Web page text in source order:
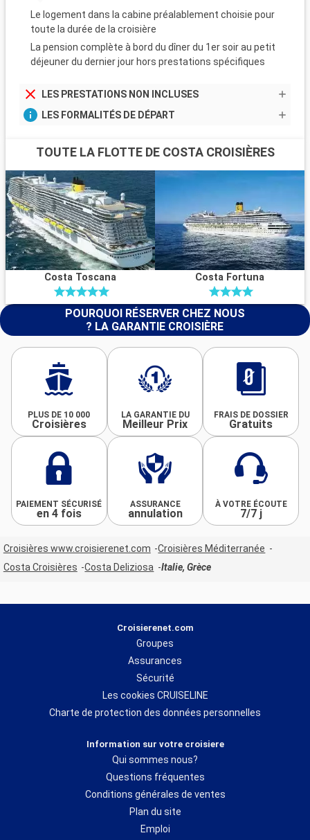
Le logement dans la cabine préalablement choisie pour
toute la durée de la croisière
La pension complète à bord du dîner du 1er soir au petit
déjeuner du dernier jour hors prestations spécifiques
LES PRESTATIONS NON INCLUSES
LES FORMALITÉS DE DÉPART
TOUTE LA FLOTTE DE COSTA CROISIÈRES
Costa Toscana Costa Fortuna
POURQUOI RÉSERVER CHEZ NOUS
? LA GARANTIE CROISIÈRE
PLUS DE 10 000
Croisières
LA GARANTIE DU
Meilleur Prix
FRAIS DE DOSSIER
Gratuits
PAIEMENT SÉCURISÉ
en 4 fois
ASSURANCE
annulation
À VOTRE ÉCOUTE
7/7 j
Croisières www.croisierenet.com
Croisières Méditerranée
Costa Croisières
Costa Deliziosa Italie, Grèce
Croisierenet.com
Groupes
Assurances
Sécurité
Les cookies CRUISELINE
Charte de protection des données personnelles
Information sur votre croisiere
Qui sommes nous?
Questions fréquentes
Conditions générales de ventes
Plan du site
Emploi